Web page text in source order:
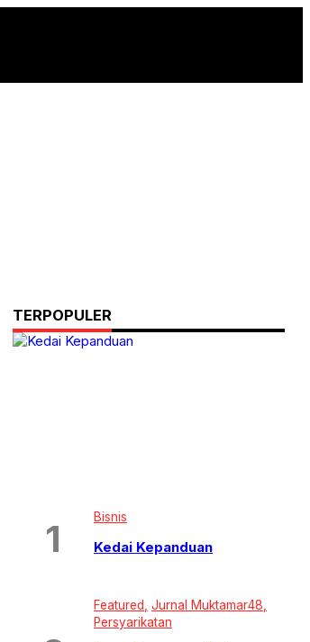
TERPOPULER
Bisnis
Kedai Kepanduan
Featured
Jurnal Muktamar48
Persyarikatan